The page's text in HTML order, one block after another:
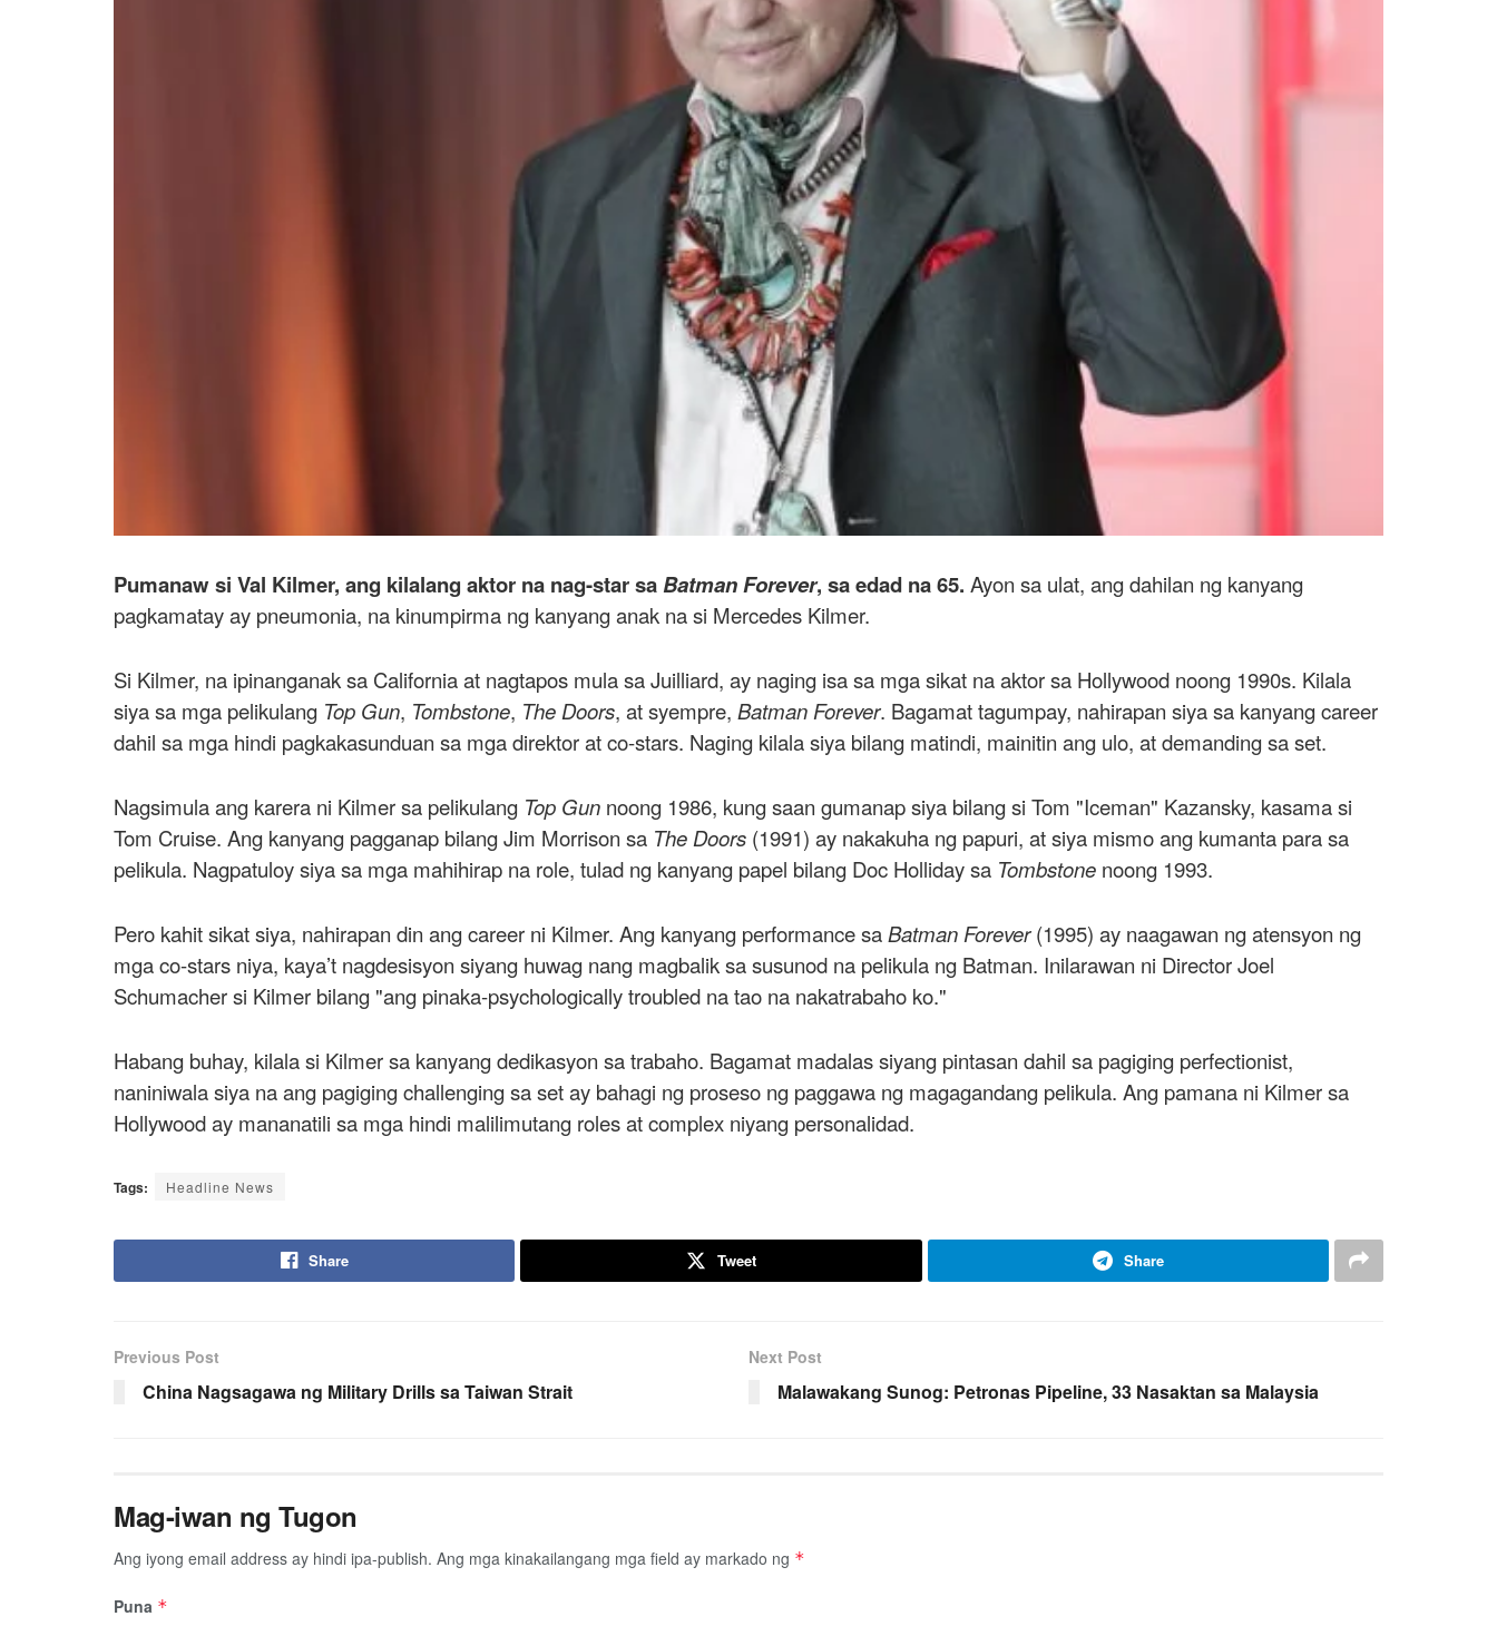
Pumanaw si Val Kilmer, ang kilalang aktor na nag-star saBatman Forever, sa edad na 65. Ayon sa ulat, ang dahilan ng kanyang
pagkamatay ay pneumonia, na kinumpirma ng kanyang anak na si Mercedes Kilmer.
Si Kilmer, na ipinanganak sa California at nagtapos mula sa Juilliard, ay naging isa sa mga sikat na aktor sa Hollywood noong 1990s. Kilala
siya sa mga pelikulang Top Gun, Tombstone, The Doors, at syempre, Batman Forever. Bagamat tagumpay, nahirapan siya sa kanyang career
dahil sa mga hindi pagkakasunduan sa mga direktor at co-stars. Naging kilala siya bilang matindi, mainitin ang ulo, at demanding sa set.
Nagsimula ang karera ni Kilmer sa pelikulang Top Gun noong 1986, kung saan gumanap siya bilang si Tom "Iceman" Kazansky, kasama si
Tom Cruise. Ang kanyang pagganap bilang Jim Morrison sa The Doors (1991) ay nakakuha ng papuri, at siya mismo ang kumanta para sa
pelikula. Nagpatuloy siya sa mga mahihirap na role, tulad ng kanyang papel bilang Doc Holliday sa Tombstone noong 1993.
Pero kahit sikat siya, nahirapan din ang career ni Kilmer. Ang kanyang performance saBatman Forever(1995) ay naagawan ng atensyon ng
mga co-stars niya, kaya’t nagdesisyon siyang huwag nang magbalik sa susunod na pelikula ng Batman. Inilarawan ni Director Joel
Schumacher si Kilmer bilang "ang pinaka-psychologically troubled na tao na nakatrabaho ko."
Habang buhay, kilala si Kilmer sa kanyang dedikasyon sa trabaho. Bagamat madalas siyang pintasan dahil sa pagiging perfectionist,
naniniwala siya na ang pagiging challenging sa set ay bahagi ng proseso ng paggawa ng magagandang pelikula. Ang pamana ni Kilmer sa
Hollywood ay mananatili sa mga hindi malilimutang roles at complex niyang personalidad.
Tags: Headline News
Share Tweet Share
Previous Post
China Nagsagawa ng Military Drills sa Taiwan Strait
Next Post
Malawakang Sunog: Petronas Pipeline, 33 Nasaktan sa Malaysia
Mag-iwan ng Tugon
Ang iyong email address ay hindi ipa-publish. Ang mga kinakailangang mga field ay markado ng *
Puna *